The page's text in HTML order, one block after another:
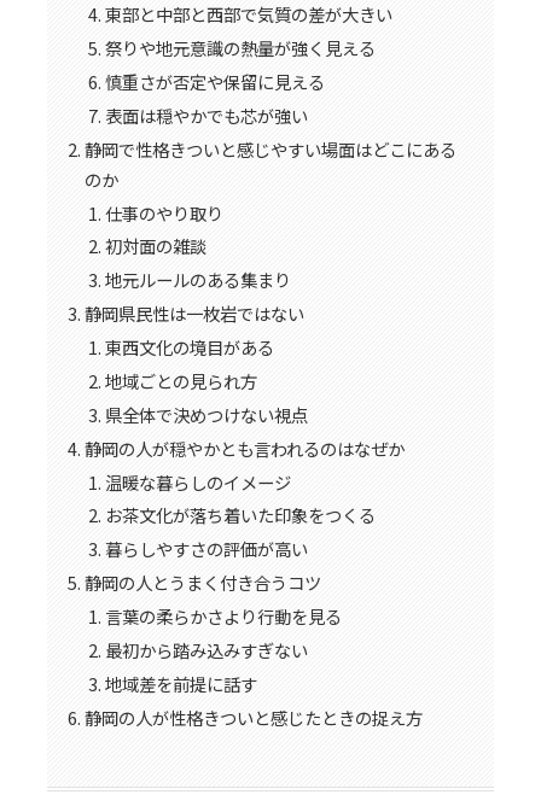
東部と中部と西部で気質の差が大きい
祭りや地元意識の熱量が強く見える
慎重さが否定や保留に見える
表面は穏やかでも芯が強い
静岡で性格きついと感じやすい場面はどこにある
のか
仕事のやり取り
初対面の雑談
地元ルールのある集まり
静岡県民性は一枚岩ではない
東西文化の境目がある
地域ごとの見られ方
県全体で決めつけない視点
静岡の人が穏やかとも言われるのはなぜか
温暖な暮らしのイメージ
お茶文化が落ち着いた印象をつくる
暮らしやすさの評価が高い
静岡の人とうまく付き合うコツ
言葉の柔らかさより行動を見る
最初から踏み込みすぎない
地域差を前提に話す
静岡の人が性格きついと感じたときの捉え方